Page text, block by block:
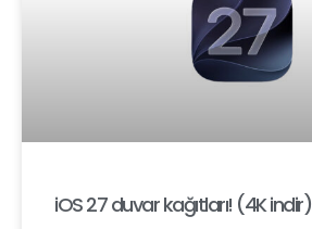
iOS 27 duvar kağıtları! (4K indir)